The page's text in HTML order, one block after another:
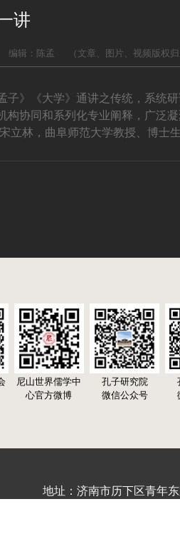
讲
编辑：陈孟 （文章、图片、视频版权
子》《大学》通讲之传统，系统
构协同和系列化专业阐释，广泛
立林，曲阜师范大学教授、博士
尼山世界儒学中
心官方微博
孔子研究院
微信公众号
地址：济南市历下区青年东